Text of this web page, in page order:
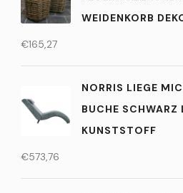
WEIDENKORB
€165,27
NORRIS LIEGE
BUCHE SCHWARZ
KUNSTSTOFF
€573,76